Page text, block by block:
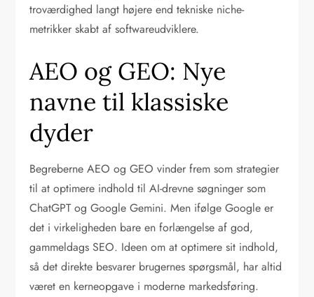
troværdighed langt højere end tekniske niche-
metrikker skabt af softwareudviklere.
AEO og GEO: Nye
navne til klassiske
dyder
Begreberne AEO og GEO vinder frem som strategier
til at optimere indhold til AI-drevne søgninger som
ChatGPT og Google Gemini. Men ifølge Google er
det i virkeligheden bare en forlængelse af god,
gammeldags SEO. Ideen om at optimere sit indhold,
så det direkte besvarer brugernes spørgsmål, har altid
været en kerneopgave i moderne markedsføring.